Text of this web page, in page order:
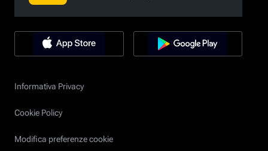
Informativa Privacy
Cookie Policy
Modifica preferenze cookie